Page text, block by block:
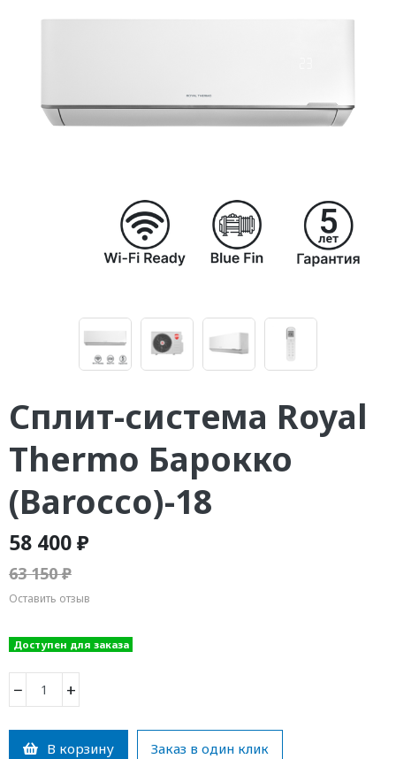
Сплит-система Royal
Thermo Барокко
(Barocco)-18
58 400 ₽
63 150 ₽
Оставить отзыв
Доступен для заказа
− +
В корзину Заказ в один клик